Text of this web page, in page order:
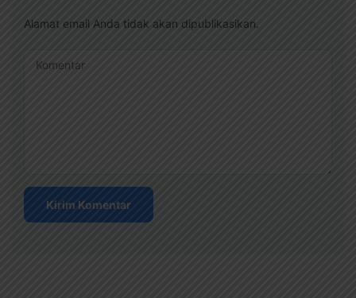
Alamat email Anda tidak akan dipublikasikan.
Komentar